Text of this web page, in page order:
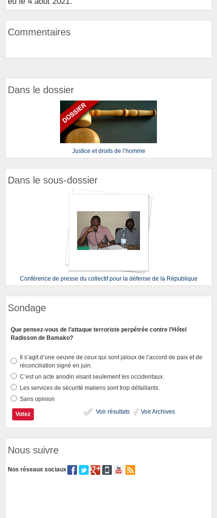
Commentaires
Dans le dossier
Justice et droits de l’homme
Dans le sous-dossier
Conférence de presse du collectif pour la défense de la République
Sondage
Que pensez-vous de l’attaque terroriste perpétrée contre l’Hôtel
Radisson de Bamako?
Il s’agit d’une oeuvre de ceux qui sont jaloux de l’accord de paix et de
réconciliation signé en juin.
C’est un acte anodin visant seulement les occidentaux.
Les services de sécurité maliens sont trop défaillants.
Sans opinion
Voir résultats
Voir Archives
Nous suivre
Nos réseaux sociaux